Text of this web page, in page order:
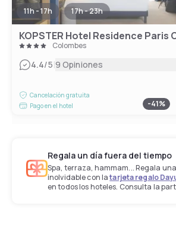
11h - 17h 17h - 23h
Colombes
4.4/5|9 Opiniones
Cancelación gratuita
Pago en el hotel
-41%
Regala un día fuera del tiempo
Spa, terraza, hammam... Regala
inolvidable con latarjeta regalo
en todos los hoteles. Consulta la